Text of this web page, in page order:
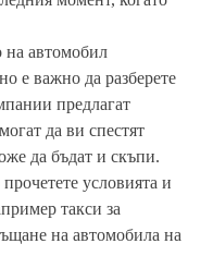
на автомобил
е важно да разберете
предлагат
да ви спестят
да бъдат и скъпи.
условията и
такси за
на автомобила на